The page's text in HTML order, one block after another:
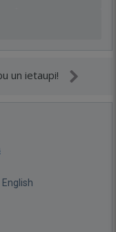
un ietaupi!